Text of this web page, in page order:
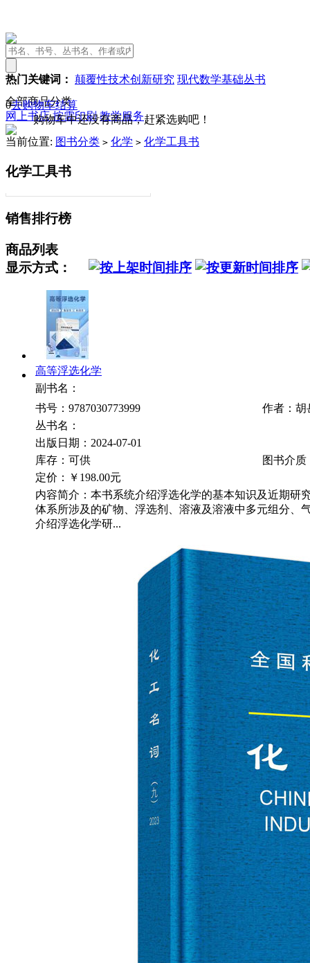
热门关键词： 颠覆性技术创新研究 现代数学基础丛书
0去购物车结算
购物车中还没有商品，赶紧选购吧！
全部商品分类
网上书店按需印刷 教学服务
当前位置: 图书分类 > 化学 > 化学工具书
化学工具书
销售排行榜
商品列表
显示方式：
高等浮选化学
副书名：
书号：9787030773999
作者：胡
丛书名：
出版日期：2024-07-01
库存：可供
图书介质
定价：
￥198.00元
内容简介：本书系统介绍浮选化学的基本知识及近期研
体系所涉及的矿物、浮选剂、溶液及溶液中多元组分、
介绍浮选化学研...